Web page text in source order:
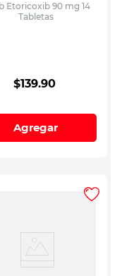
Etoricoxib 90 mg 14
Tabletas
$139.90
Agregar